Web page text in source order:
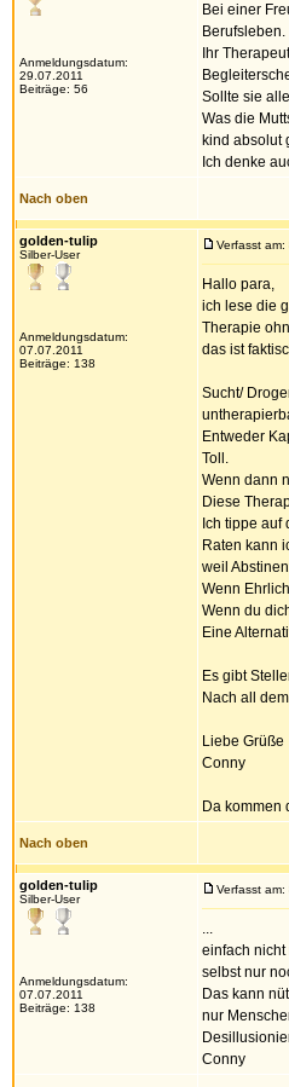
Anmeldungsdatum:
29.07.2011
Beiträge: 56
Bei einer
Berufsleben.
Ihr
Sollte sie
Was die
kind absolut
Ich denke
Nach oben
golden-tulip
Silber-User
Anmeldungsdatum:
07.07.2011
Beiträge: 138
Verfasst
Hallo para,
ich lese die
Therapie
das ist
Sucht/
Entweder
Toll.
Wenn dann
Diese
Ich tippe auf
Raten kann
weil
Wenn
Wenn du
Eine
Es gibt
Nach all
Liebe Grüße
Conny
Da kommen
Nach oben
golden-tulip
Silber-User
Anmeldungsdatum:
07.07.2011
Beiträge: 138
Verfasst
...
einfach
selbst nur
Das kann
nur
Conny